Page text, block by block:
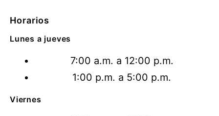
Horarios
Lunes a jueves
7:00 a.m. a 12:00 p.m.
1:00 p.m. a 5:00 p.m.
Viernes